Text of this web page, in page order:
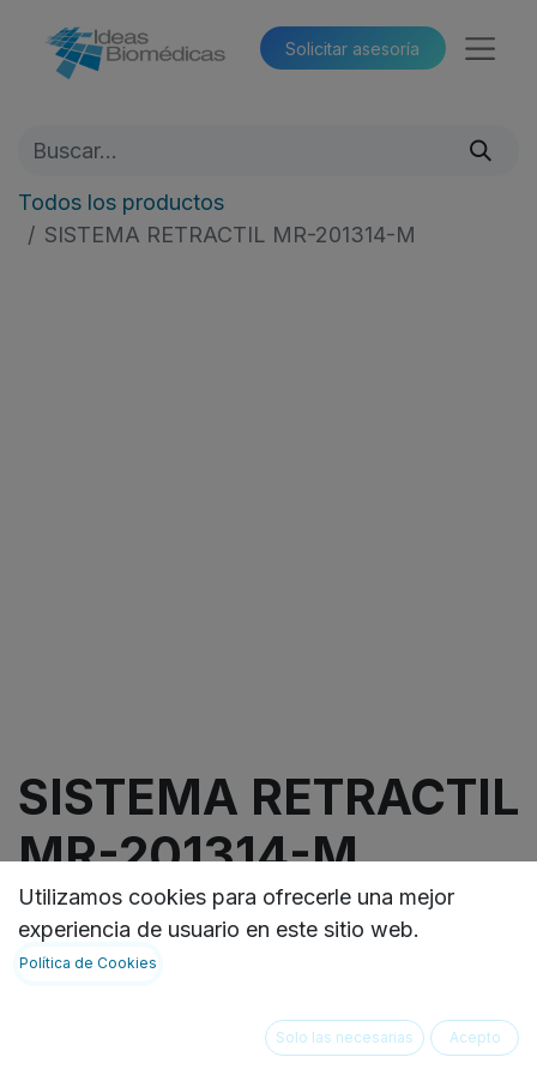
Solicitar asesoría​​
Todos los productos
SISTEMA RETRACTIL MR-201314-M
SISTEMA RETRACTIL
MR-201314-M
Cable de poder retráctil
Longitud: 20"
Extremo Fijo:
Utilizamos cookies para ofrecerle una mejor
experiencia de usuario en este sitio web.
Política de Cookies
Solo las necesarias Acepto